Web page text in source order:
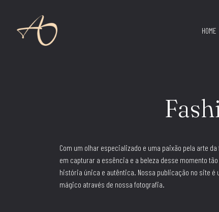
HOME
Com um olhar especializado e uma paixão pela arte
em capturar a essência e a beleza desse momento
história única e autêntica. Nossa publicação no site
mágico através de nossa fotografia.